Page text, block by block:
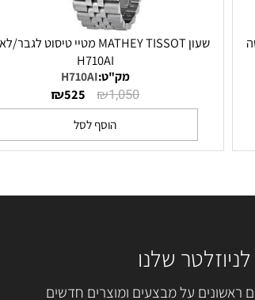
שעון MATHEY TISSOT מטיי טיסוט לגבר/לאישה
H710AI
מק"ט:H710AI
₪1,050
₪525